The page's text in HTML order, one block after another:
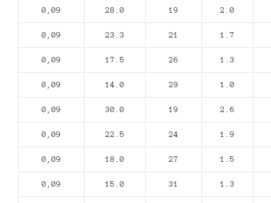
0,09 28.0 19 2.0
0,09 23.3 21 1.7
0,09 17.5 26 1.3
0,09 14.0 29 1.0
0,09 30.0 19 2.6
0,09 22.5 24 1.9
0,09 18.0 27 1.5
0,09 15.0 31 1.3